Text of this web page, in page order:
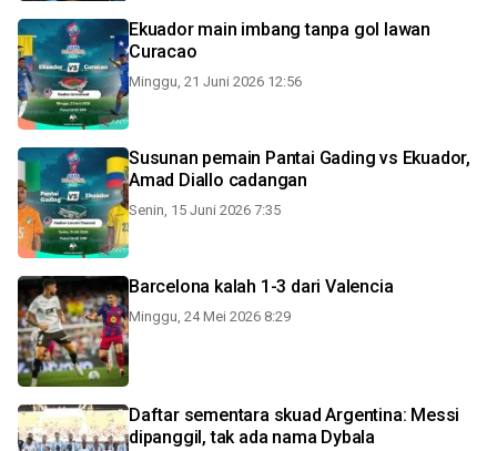
Ekuador main imbang tanpa gol lawan
Curacao
Minggu, 21 Juni 2026 12:56
Susunan pemain Pantai Gading vs Ekuador,
Amad Diallo cadangan
Senin, 15 Juni 2026 7:35
Barcelona kalah 1-3 dari Valencia
Minggu, 24 Mei 2026 8:29
Daftar sementara skuad Argentina: Messi
dipanggil, tak ada nama Dybala